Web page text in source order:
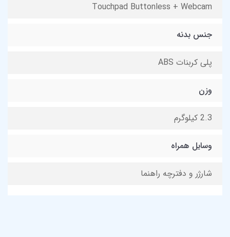
Touchpad Buttonless + Webcam
جنس بدنه
پلی کربنات ABS
وزن
2.3 کیلوگرم
وسایل همراه
شارژر و دفترچه راهنما